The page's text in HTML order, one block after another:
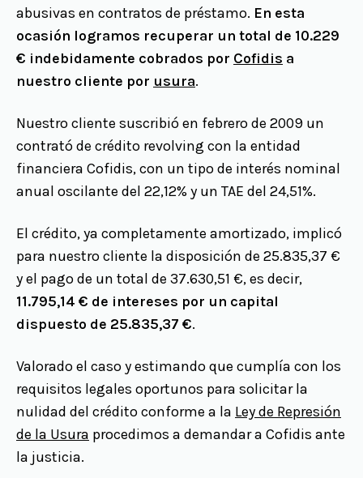
abusivas en contratos de préstamo. En esta
ocasión logramos recuperar un total de 10.229
€ indebidamente cobrados por Cofidis a
nuestro cliente por usura.
Nuestro cliente suscribió en febrero de 2009 un
contrató de crédito revolving con la entidad
financiera Cofidis, con un tipo de interés nominal
anual oscilante del 22,12% y un TAE del 24,51%.
El crédito, ya completamente amortizado, implicó
para nuestro cliente la disposición de 25.835,37 €
y el pago de un total de 37.630,51 €, es decir,
11.795,14 € de intereses por un capital
dispuesto de 25.835,37 €.
Valorado el caso y estimando que cumplía con los
requisitos legales oportunos para solicitar la
nulidad del crédito conforme a la Ley de Represión
de la Usura procedimos a demandar a Cofidis ante
la justicia.